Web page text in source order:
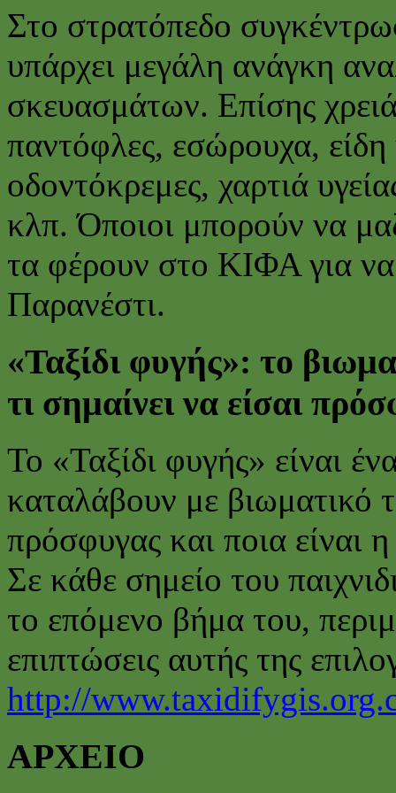
Στο στρατόπεδο
υπάρχει μεγάλη ανάγκη
σκευασμάτων. Επίσης
παντόφλες, εσώρουχα, είδη
οδοντόκρεμες, χαρτιά
κλπ. Όποιοι μπορούν να
τα φέρουν στο ΚΙΦΑ για
Παρανέστι.
«Ταξίδι φυγής»: το
τι σημαίνει να είσαι
To «Ταξίδι φυγής» είναι
καταλάβουν με βιωματικό
πρόσφυγας και ποια είναι
Σε κάθε σημείο του
το επόμενο βήμα του,
επιπτώσεις αυτής της
http://
ΑΡΧΕΙΟ